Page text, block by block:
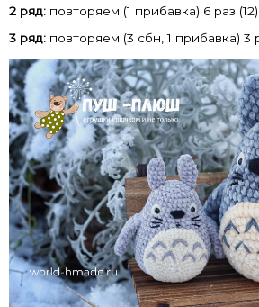
2 ряд: повторяем (1 прибавка) 6 раз (12).
3 ряд: повторяем (3 сбн, 1 прибавка) 3